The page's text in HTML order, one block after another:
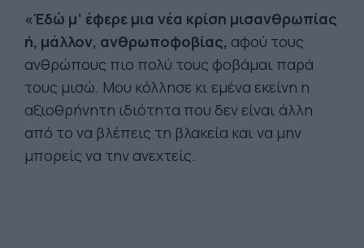
«Έδώ μ’ έφερε μια νέα κρίση μισανθρωπίας
ή, μάλλον, ανθρωποφοβίας, αφού τους
ανθρώπους πιο πολύ τους φοβάμαι παρά
τους μισώ. Μου κόλλησε κι εμένα εκείνη η
αξιοθρήνητη ιδιότητα που δεν είναι άλλη
από το να βλέπεις τη βλακεία και να μην
μπορείς να την ανεχτείς.